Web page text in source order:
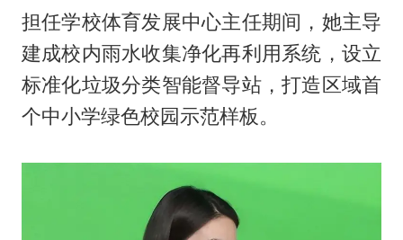
担任学校体育发展中心主任期间，她主导
建成校内雨水收集净化再利用系统，设立
标准化垃圾分类智能督导站，打造区域首
个中小学绿色校园示范样板。